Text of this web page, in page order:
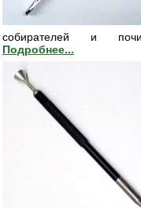
собирателей и
Подробнее...